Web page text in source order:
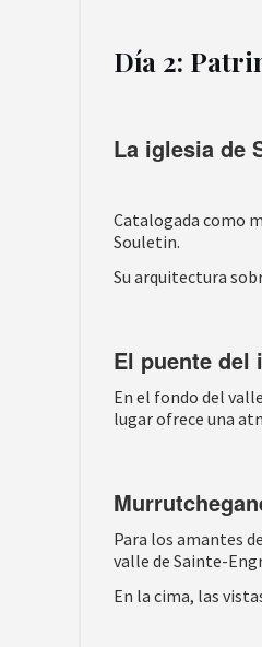
Día 2:
La iglesia de
Catalogada como
Souletin.
Su arquitectura
El puente del
En el fondo del
lugar ofrece una
Para los amantes
valle de Sainte-
En la cima, las